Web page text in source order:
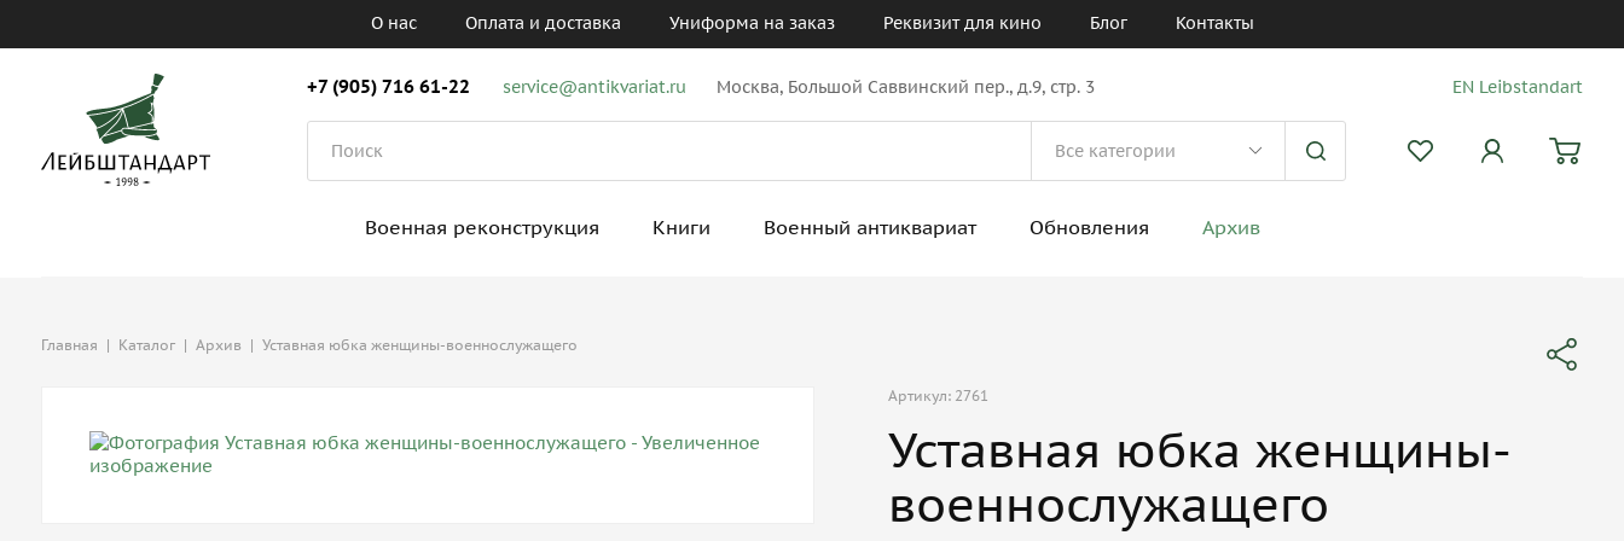
О нас Оплата и доставка Униформа на заказ Реквизит для кино Блог Контакты
+7 (905) 716 61-22 service@antikvariat.ru Москва, Большой Саввинский пер., д.9, стр. 3 EN Leibstandart
Военная реконструкция Книги Военный антиквариат Обновления Архив
Главная | Каталог | Архив | Уставная юбка женщины-военнослужащего
Артикул: 2761
Уставная юбка женщины-
военнослужащего